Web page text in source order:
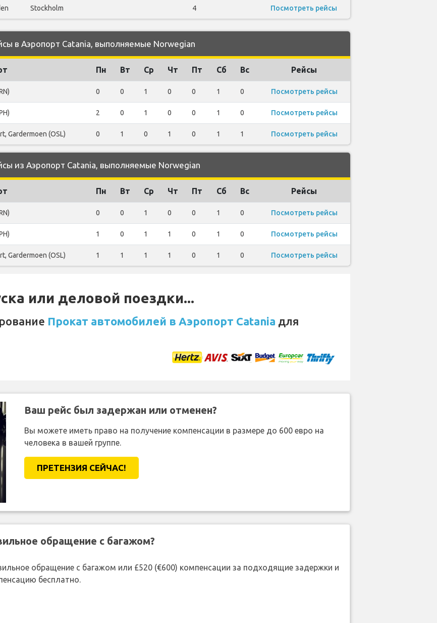
Stockholm 4 Посмотреть рейсы
в Аэропорт Catania, выполняемые Norwegian
Пн Вт Ср Чт Пт Сб Вс Рейсы
0 0 1 0 0 1 0 Посмотреть рейсы
2 0 1 0 0 1 0 Посмотреть рейсы
Gardermoen (OSL) 0 1 0 1 0 1 1 Посмотреть рейсы
из Аэропорт Catania, выполняемые Norwegian
Пн Вт Ср Чт Пт Сб Вс Рейсы
0 0 1 0 0 1 0 Посмотреть рейсы
1 0 1 1 0 1 0 Посмотреть рейсы
Gardermoen (OSL) 1 1 1 1 0 1 0 Посмотреть рейсы
или деловой поездки...
Прокат автомобилей в Аэропорт Catania для
Ваш рейс был задержан или отменен?
Вы можете иметь право на получение компенсации в размере до 600 евро на
человека в вашей группе.
ПРЕТЕНЗИЯ CЕЙЧАС!
обращение с багажом?
обращение с багажом или £520 (€600) компенсации за подходящие задержки и
бесплатно.